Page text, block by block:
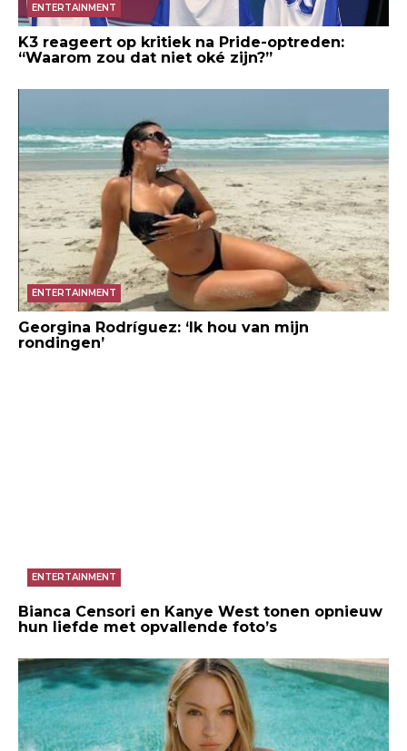
ENTERTAINMENT
K3 reageert op kritiek na Pride-optreden:
“Waarom zou dat niet oké zijn?”
ENTERTAINMENT
Georgina Rodríguez: ‘Ik hou van mijn
rondingen’
ENTERTAINMENT
Bianca Censori en Kanye West tonen opnieuw
hun liefde met opvallende foto’s